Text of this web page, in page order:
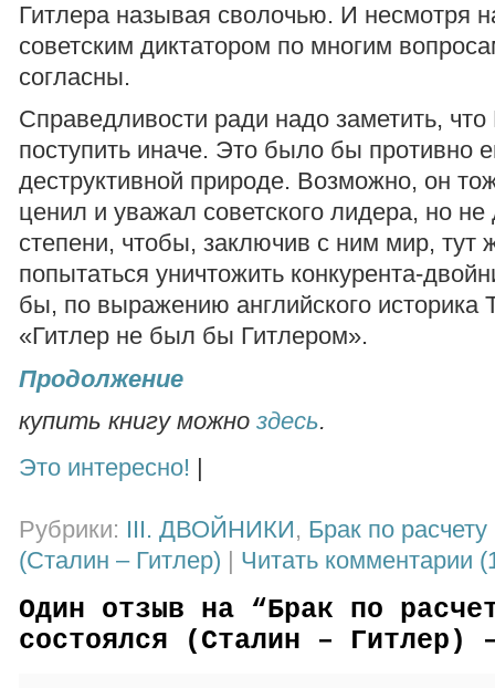
Гитлера называя сволочью. И несмотря
советским диктатором по многим
согласны.
Справедливости ради надо заметить, что
поступить иначе. Это было бы противно
деструктивной природе. Возможно, он
ценил и уважал советского лидера, но не
степени, чтобы, заключив с ним мир, тут
попытаться уничтожить конкурента-
бы, по выражению английского историка
«Гитлер не был бы Гитлером».
Продолжение
купить книгу можно здесь.
Это интересно! |
Рубрики: III. ДВОЙНИКИ, Брак по
(Сталин – Гитлер) | Читать комментарии
Один отзыв на “Брак по
состоялся (Сталин – Гитлер)